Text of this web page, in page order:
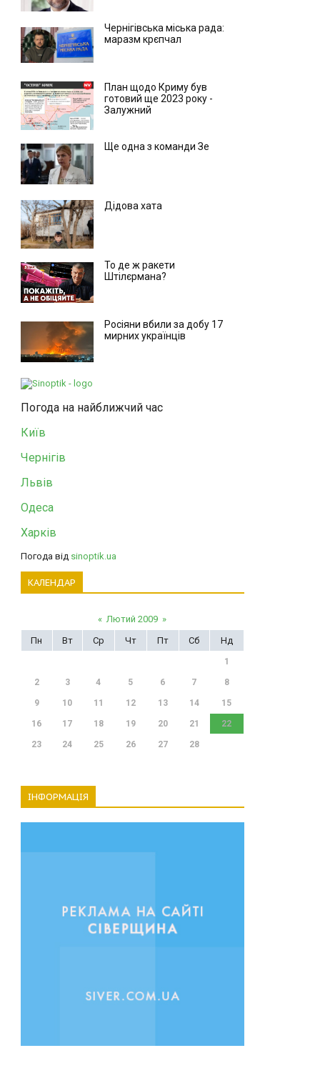
Чернігівська міська рада:
маразм крєпчал
План щодо Криму був
готовий ще 2023 року -
Залужний
Ще одна з команди Зе
Дідова хата
То де ж ракети
Штілєрмана?
Росіяни вбили за добу 17
мирних українців
Погода на найближчий час
Київ
Чернігів
Львів
Одеса
Харків
Погода від sinoptik.ua
КАЛЕНДАР
« Лютий 2009 »
Пн
Вт Ср Чт Пт Сб Нд
1
2 3 4 5 6 7 8
9 10 11 12 13 14 15
16 17 18 19 20 21 22
23 24 25 26 27 28
ІНФОРМАЦІЯ